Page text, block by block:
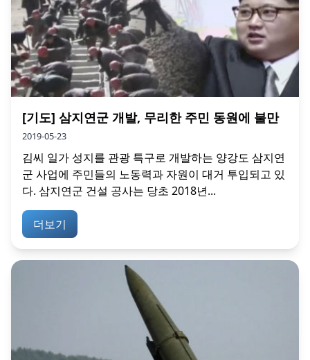
[기도] 삼지연군 개발, 무리한 주민 동원에 불만
2019-05-23
김씨 일가 성지를 관광 특구로 개발하는 양강도 삼지연
군 사업에 주민들의 노동력과 자원이 대거 투입되고 있
다. 삼지연군 건설 공사는 당초 2018년...
더보기